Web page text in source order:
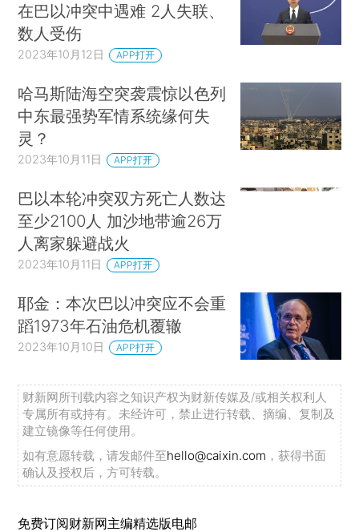
在巴以冲突中遇难 2人失联、
数人受伤
2023年10月12日 APP打开
哈马斯陆海空突袭震惊以色列
中东最强势军情系统缘何失
灵？
2023年10月11日 APP打开
巴以本轮冲突双方死亡人数达
至少2100人 加沙地带逾26万
人离家躲避战火
2023年10月11日 APP打开
耶金：本次巴以冲突应不会重
蹈1973年石油危机覆辙
2023年10月10日 APP打开
财新网所刊载内容之知识产权为财新传媒及/或相关权利人
专属所有或持有。未经许可，禁止进行转载、摘编、复制及
建立镜像等任何使用。
如有意愿转载，请发邮件至hello@caixin.com ，获得书面
确认及授权后，方可转载。
免费订阅财新网主编精选版电邮